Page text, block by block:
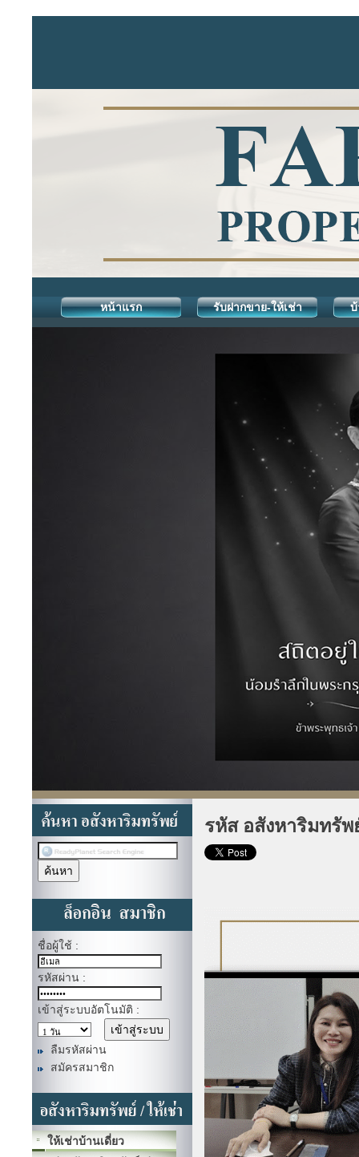
หน้าแรก รับฝากขาย-ให้เช่า บ้
ชื่อผู้ใช้ :
รหัสผ่าน :
เข้าสู่ระบบอัตโนมัติ :
ลืมรหัสผ่าน
สมัครสมาชิก
ให้เช่าบ้านเดี่ยว
รหัส อสังหาริมทรัพ